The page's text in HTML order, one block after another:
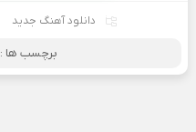
دانلود آهنگ جدید
برچسب ها :